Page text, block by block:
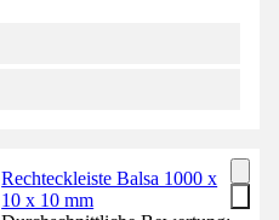
Rechteckleiste Balsa 1000 x
10 x 10 mm